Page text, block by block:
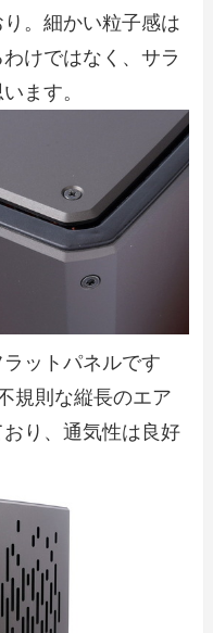
。細かい粒子感は
けではなく、サラ
ます。
ットパネルです
規則な縦長のエア
り、通気性は良好